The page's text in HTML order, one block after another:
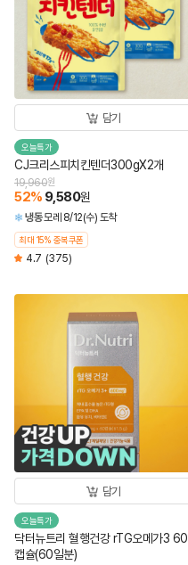
담기
오늘특가
CJ크리스피치킨텐더300gX2개
19,960원
52% 9,580원
냉동모레 8/12(수) 도착
최대 15% 중복쿠폰
4.7 (375)
담기
오늘특가
닥터뉴트리 혈행건강 rTG오메가3 60
캡슐(60일분)